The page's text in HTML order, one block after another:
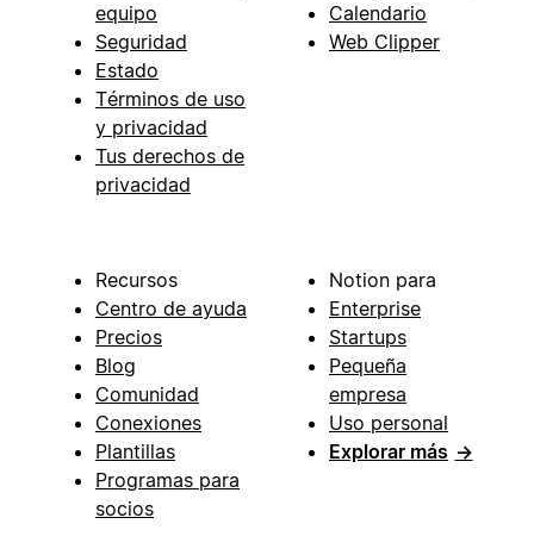
equipo
Seguridad
Estado
Términos de uso
y privacidad
Tus derechos de
privacidad
Calendario
Web Clipper
Recursos
Centro de ayuda
Precios
Blog
Comunidad
Conexiones
Plantillas
Programas para
socios
Notion para
Enterprise
Startups
Pequeña
empresa
Uso personal
Explorar más →